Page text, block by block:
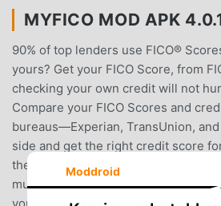
MYFICO MOD APK
90% of top lenders use FICO®
yours? Get your FICO Score, from
checking your own credit will not
Compare your FICO Scores and
bureaus—Experian, TransUnion,
side and get the right credit score
they may look the same, other credit
much as 100 points from your FICO
Moddroid